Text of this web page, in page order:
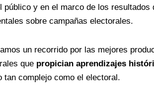
público y en el marco de los resultados
sobre campañas electorales.
un recorrido por las mejores
que propician aprendizajes
tan complejo como el electoral.